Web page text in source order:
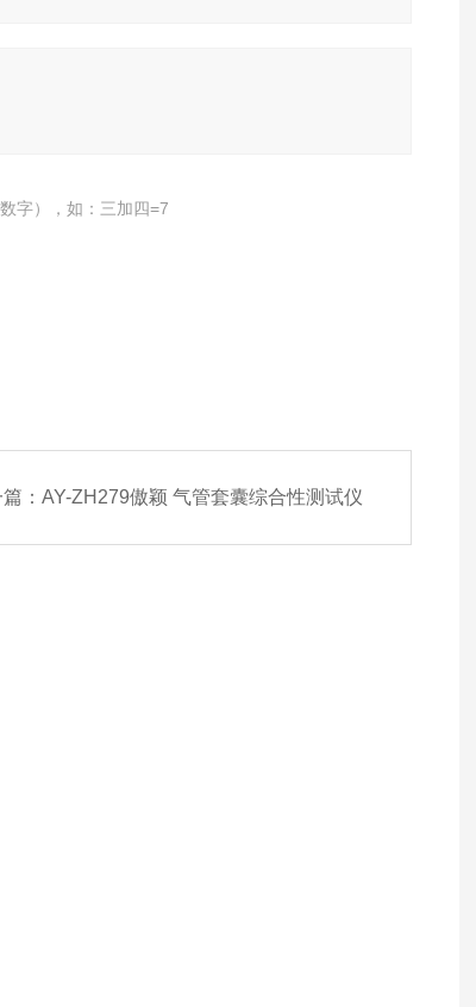
字），如：三加四=7
： AY-ZH279傲颖 气管套囊综合性测试仪